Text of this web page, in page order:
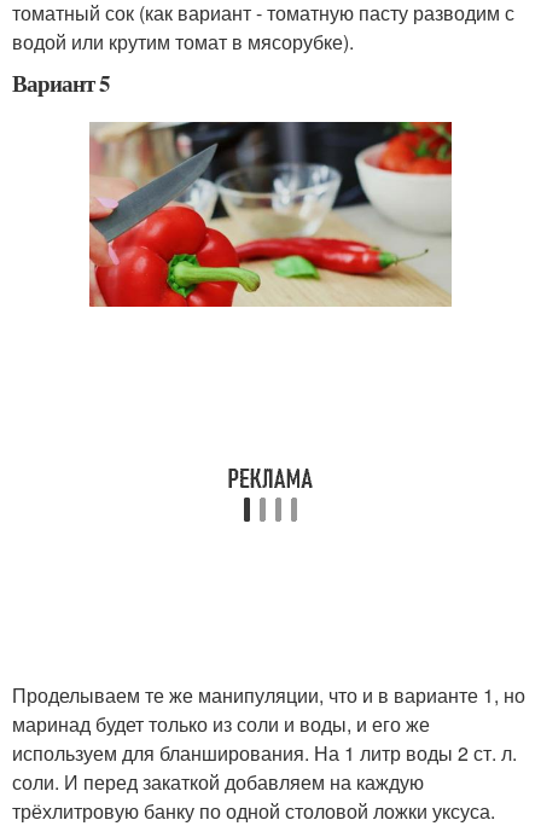
томатный сок (как вариант - томатную пасту разводим с
водой или крутим томат в мясорубке).
Вариант 5
Проделываем те же манипуляции, что и в варианте 1, но
маринад будет только из соли и воды, и его же
используем для бланширования. На 1 литр воды 2 ст. л.
соли. И перед закаткой добавляем на каждую
трёхлитровую банку по одной столовой ложки уксуса.